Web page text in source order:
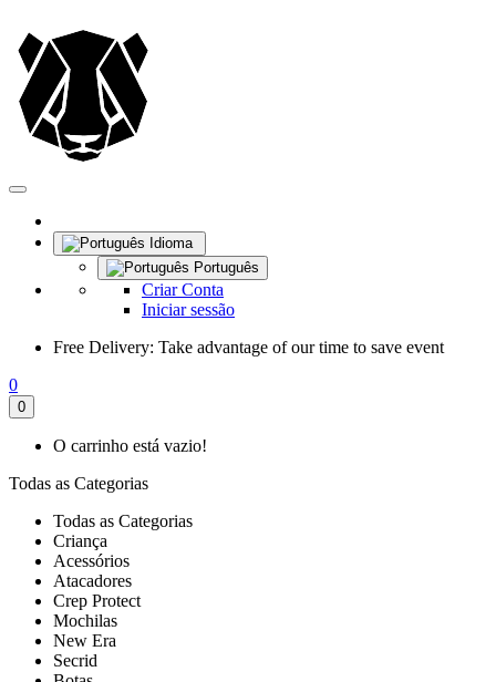
Idioma
Português
Criar Conta
Iniciar sessão
Free Delivery: Take advantage of our time to save event
0
0
O carrinho está vazio!
Todas as Categorias
Todas as Categorias
Criança
Acessórios
Atacadores
Crep Protect
Mochilas
New Era
Secrid